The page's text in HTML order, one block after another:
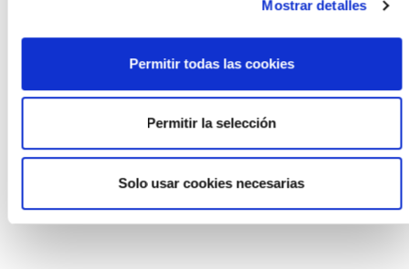
Mostrar detalles
Permitir todas las cookies
Permitir la selección
Solo usar cookies necesarias